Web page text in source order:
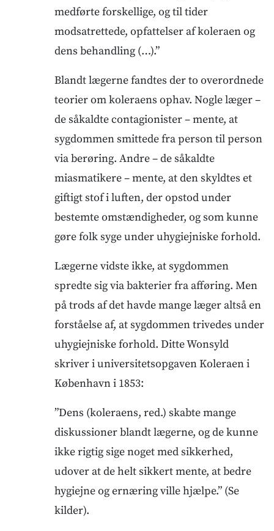
medførte forskellige, og til tider
modsatrettede, opfattelser af koleraen og
dens behandling (…).”
Blandt lægerne fandtes der to overordnede
teorier om koleraens ophav. Nogle læger –
de såkaldte contagionister – mente, at
sygdommen smittede fra person til person
via berøring. Andre – de såkaldte
miasmatikere – mente, at den skyldtes et
giftigt stof i luften, der opstod under
bestemte omstændigheder, og som kunne
gøre folk syge under uhygiejniske forhold.
Lægerne vidste ikke, at sygdommen
spredte sig via bakterier fra afføring. Men
på trods af det havde mange læger altså en
forståelse af, at sygdommen trivedes under
uhygiejniske forhold. Ditte Wonsyld
skriver i universitetsopgaven Koleraen i
København i 1853:
”Dens (koleraens, red.) skabte mange
diskussioner blandt lægerne, og de kunne
ikke rigtig sige noget med sikkerhed,
udover at de helt sikkert mente, at bedre
hygiejne og ernæring ville hjælpe.” (Se
kilder).